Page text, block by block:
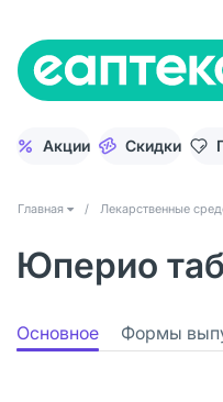
Акции Скидки
Главная / Лекарственные
Юперио
Основное Формы